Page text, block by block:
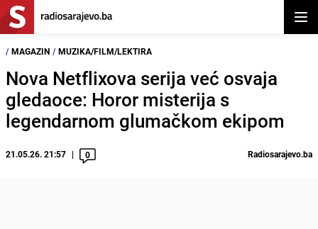
/ MAGAZIN / MUZIKA/FILM/LEKTIRA
Nova Netflixova serija već osvaja
gledaoce: Horor misterija s
legendarnom glumačkom ekipom
21.05.26. 21:57 0 Radiosarajevo.ba